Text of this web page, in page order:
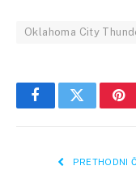
Oklahoma City
FacebookTwitter
PRETHODNI